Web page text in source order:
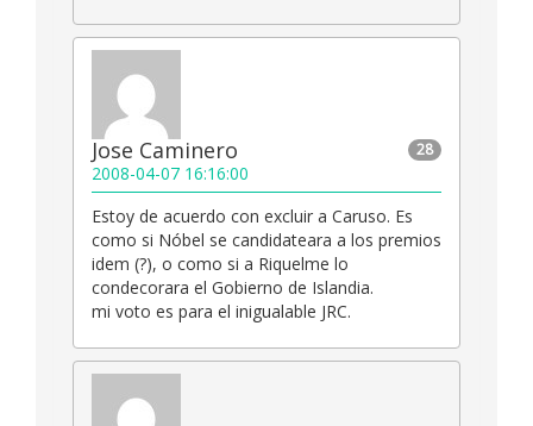
28
Jose Caminero
2008-04-07 16:16:00
Estoy de acuerdo con excluir a Caruso. Es
como si Nóbel se candidateara a los premios
idem (?), o como si a Riquelme lo
condecorara el Gobierno de Islandia.
mi voto es para el inigualable JRC.